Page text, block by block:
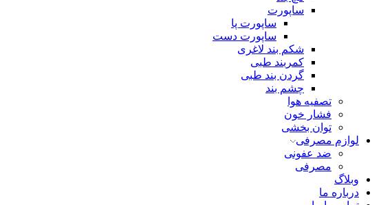
ساپورت
ساپورت پا
ساپورت دست
شکم بند لاغری
کمربند طبی
گردن بند طبی
چشم بند
تصفیه هوا
فشار خون
توان بخشی
لوازم مصرفی
ضد عفونی
مصرفی
وبلاگ
درباره ما